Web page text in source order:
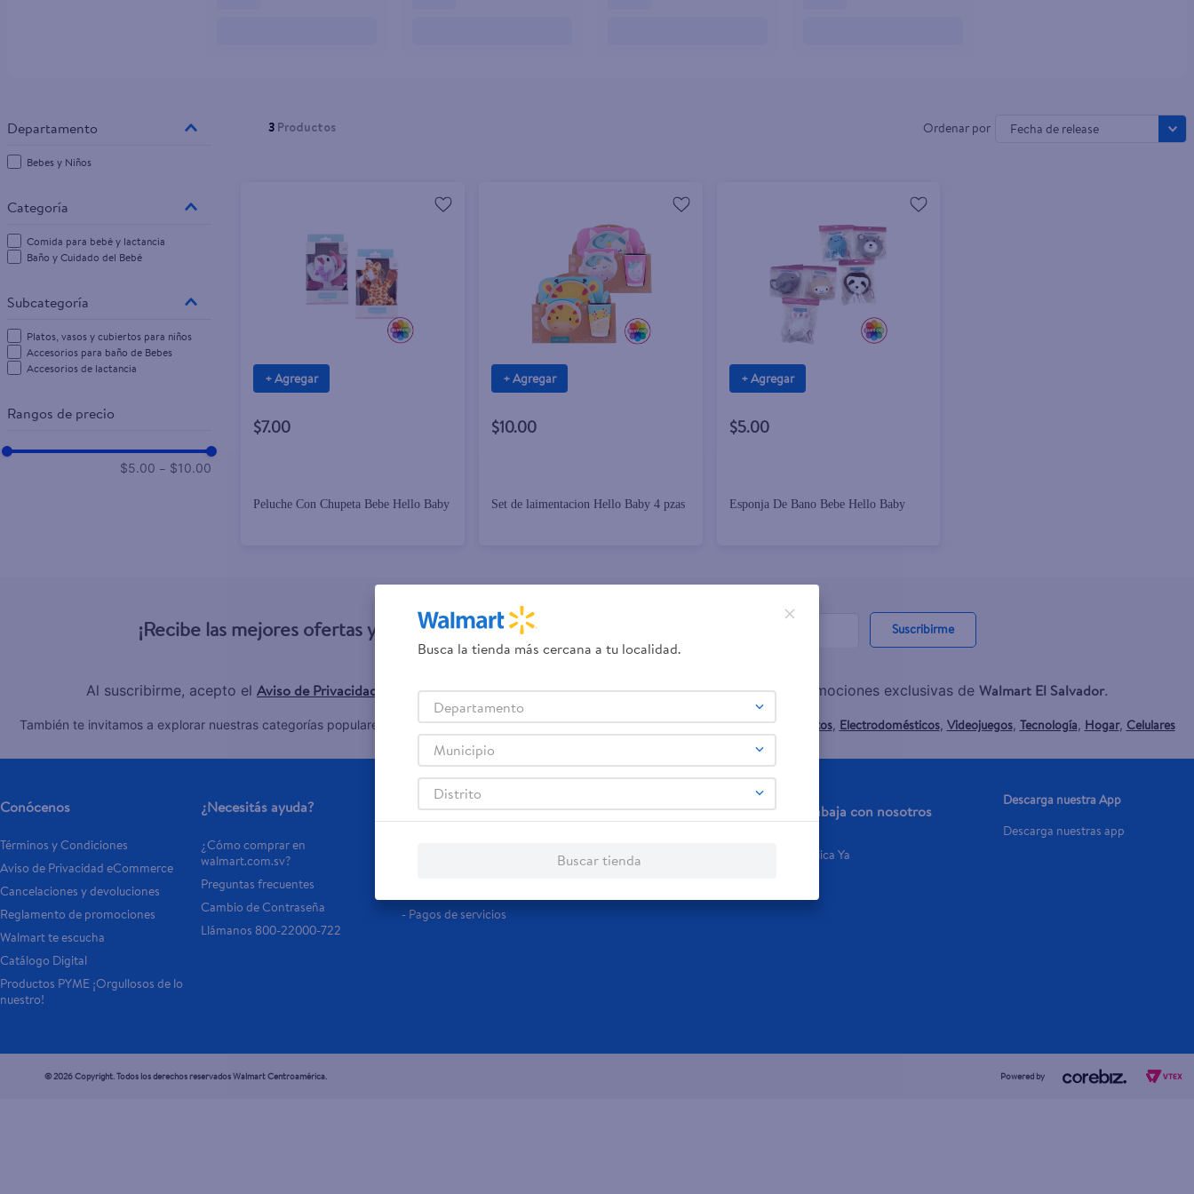
Bebes y Niños
Comida para bebé y lactancia
Baño y Cuidado del Bebé
Platos, vasos y cubiertos para niños
Accesorios para baño de Bebes
Accesorios de lactancia
Rangos de precio
$5.00 – $10.00
3 Productos Fecha de release
+ Agregar
$7.00
Peluche Con Chupeta Bebe Hello Baby
+ Agregar
$10.00
Set de laimentacion Hello Baby 4 pzas
+ Agregar
$5.00
Esponja De Bano Bebe Hello Baby
¡Recibe las mejores ofertas y promociones! Suscribirme
Al suscribirme, acepto el Aviso de Privacidad y losTérminos y Condiciones, así como el envío de noticias y promociones exclusivas de Walmart El Salvador.
También te invitamos a explorar nuestras categorías populares: Celulares,Línea blanca,Laptops,Colchones,Pantallas,Antigripales,Suplementos, Electrodomésticos, Videojuegos, Tecnología, Hogar, Celulares
Samsung,Celulares iPhone,Celulares Xiaomi,Celulares Honor.
Conócenos
Términos y Condiciones
Aviso de Privacidad eCommerce
Cancelaciones y devoluciones
Reglamento de promociones
Walmart te escucha
Catálogo Digital
Productos PYME ¡Orgullosos de lo
nuestro!
¿Necesitás ayuda?
¿Cómo comprar en
walmart.com.sv?
Preguntas frecuentes
Cambio de Contraseña
Llámanos 800-22000-722
Servicios
- Pagos de servicios
Financiamiento
Tarjeta de Crédito
Trabaja con nosotros
Aplica Ya
Descarga nuestra App
Descarga nuestras app
© 2026 Copyright. Todos los derechos reservados Walmart Centroamérica. Powered by
Busca la tienda más cercana a tu localidad.
Departamento
Municipio
Distrito
Buscar tienda